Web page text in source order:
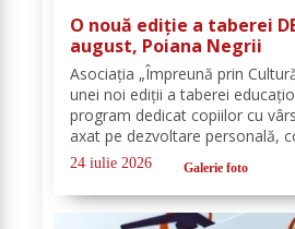
O nouă ediție a taberei
august, Poiana Negrii
Asociația „Împreună prin
unei noi ediții a taberei
program dedicat copiilor cu
axat pe dezvoltare personală,
outdoor și deconectare totală
cu sens, nu doar o vacanță!...
24 iulie 2026 Galerie foto